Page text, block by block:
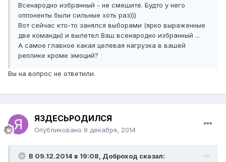
Всенародно избранный - не смешите. Будто у него
оппоненты были сильные хоть раз)))
Вот сейчас кто-то занялся выборами (ярко выраженные
две команды) и вылетел Ваш всенародно избранный ...
А самое главное какая целевая нагрузка в вашей
реплике кроме эмоций?
Вы на вопрос не ответили.
ЯЗДЕСЬРОДИЛСЯ
Опубликовано 9 декабря, 2014
В 09.12.2014 в 19:08, Доброход сказал: